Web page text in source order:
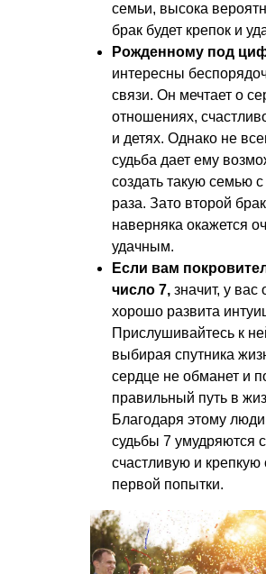
семьи, высока
брак будет крепок и
Рожденному под
интересны
связи. Он мечтает о
отношениях,
и детях. Однако не
судьба дает ему
создать такую семью
раза. Зато второй брак
наверняка окажется
удачным.
Если вам
число 7, значит, у вас
хорошо развита
Прислушивайтесь к
выбирая спутника
сердце не обманет и
правильный путь в
Благодаря этому
судьбы 7 умудряются
счастливую и
первой попытки.